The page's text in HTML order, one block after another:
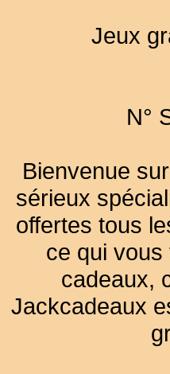
Jeux
N°
Bienvenue
sérieux
offertes tous
ce qui
cadeaux,
Jackcadeaux